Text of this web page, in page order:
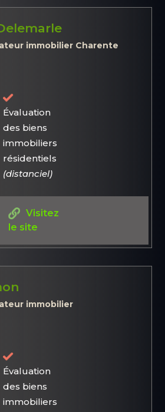
immobilier Charente
Évaluation
des biens
immobiliers
résidentiels
(distanciel)
Visitez
le site
immobilier
Évaluation
des biens
immobiliers